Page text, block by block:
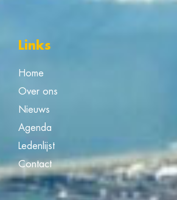
Links
Home
Over ons
Nieuws
Agenda
Ledenlijst
Contact